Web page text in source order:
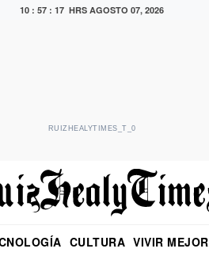
10 : 57 : 18 HRS AGOSTO 07, 2026
RUIZHEALYTIMES_T_0
CULTURA VIVIR MEJOR